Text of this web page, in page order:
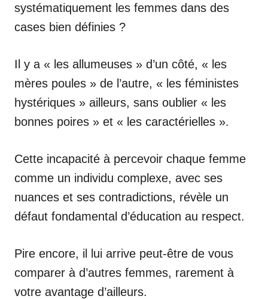
systématiquement les femmes dans des
cases bien définies ?
Il y a « les allumeuses » d’un côté, « les
mères poules » de l’autre, « les féministes
hystériques » ailleurs, sans oublier « les
bonnes poires » et « les caractérielles ».
Cette incapacité à percevoir chaque femme
comme un individu complexe, avec ses
nuances et ses contradictions, révèle un
défaut fondamental d’éducation au respect.
Pire encore, il lui arrive peut-être de vous
comparer à d’autres femmes, rarement à
votre avantage d’ailleurs.